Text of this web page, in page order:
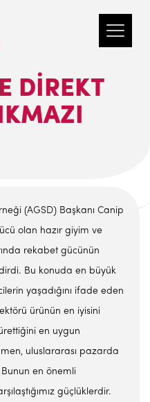
DIREKT
(AGSD) Başkanı Canip
olan hazır giyim ve
rekabet gücünün
Bu konuda en büyük
yaşadığını ifade eden
ürünün en iyisini
en uygun
uluslararası pazarda
Bunun en önemli
güçlüklerdir.